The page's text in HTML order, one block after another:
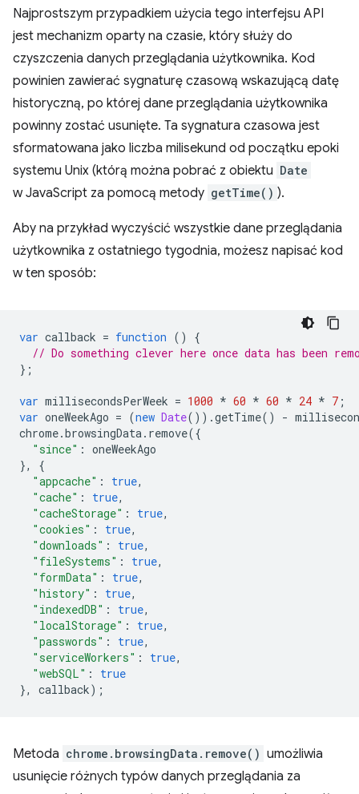
Najprostszym przypadkiem użycia tego interfejsu API
jest mechanizm oparty na czasie, który służy do
czyszczenia danych przeglądania użytkownika. Kod
powinien zawierać sygnaturę czasową wskazującą datę
historyczną, po której dane przeglądania użytkownika
powinny zostać usunięte. Ta sygnatura czasowa jest
sformatowana jako liczba milisekund od początku epoki
systemu Unix (którą można pobrać z obiektu Date
w JavaScript za pomocą metody getTime() ).
Aby na przykład wyczyścić wszystkie dane przeglądania
użytkownika z ostatniego tygodnia, możesz napisać kod
w ten sposób:
var callback = function ()
{
// Do something clever here once data has been
};
var millisecondsPerWeek = 1000 * 60 * 60 * 24 * 7 ;
var oneWeekAgo = (new Date()).getTime() -
chrome.browsingData. remove({
"since" : oneWeekAgo
},
{
"appcache" : true,
"cache" : true,
"cacheStorage" : true,
"cookies" : true,
"downloads" : true,
"fileSystems" : true,
"formData" : true,
"history" : true,
"indexedDB" : true,
"localStorage" : true,
"passwords" : true,
"serviceWorkers" : true,
"webSQL" :
true
},
callback);
Metoda chrome.browsingData.remove() umożliwia
usunięcie różnych typów danych przeglądania za